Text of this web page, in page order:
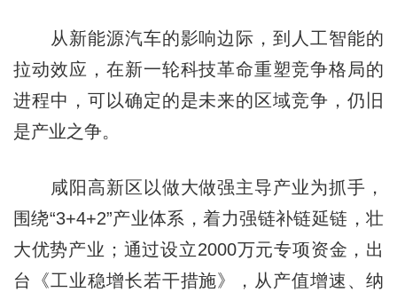
从新能源汽车的影响边际，到人工智能的
拉动效应，在新一轮科技革命重塑竞争格局的
进程中，可以确定的是未来的区域竞争，仍旧
是产业之争。
咸阳高新区以做大做强主导产业为抓手，
围绕“3+4+2”产业体系，着力强链补链延链，壮
大优势产业；通过设立2000万元专项资金，出
台《工业稳增长若干措施》，从产值增速、纳